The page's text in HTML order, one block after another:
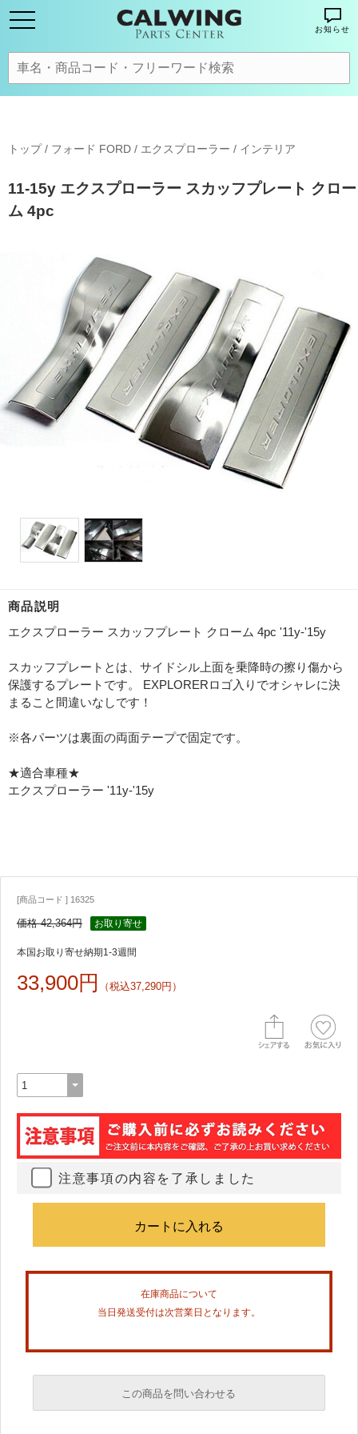
お知らせ
トップ/ フォード FORD / エクスプローラー / インテリア
11-15y エクスプローラー スカッフプレート クロー
ム 4pc
商品説明
エクスプローラー スカッフプレート クローム 4pc '11y-'15y
スカッフプレートとは、サイドシル上面を乗降時の擦り傷から
保護するプレートです。 EXPLORERロゴ入りでオシャレに決
まること間違いなしです！
※各パーツは裏面の両面テープで固定です。
★適合車種★
エクスプローラー '11y-'15y
[商品コード ] 16325
価格 42,364円 お取り寄せ
本国お取り寄せ納期1-3週間
33,900円 （税込37,290円）
注意事項の内容を了承しました
在庫商品について
当日発送受付は次営業日となります。
この商品を問い合わせる